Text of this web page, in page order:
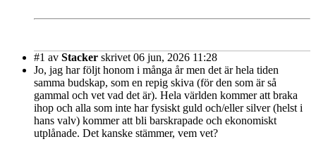
#1 av Stacker skrivet 06 jun, 2026 11:28
Jo, jag har följt honom i många år men det är hela tiden
samma budskap, som en repig skiva (för den som är så
gammal och vet vad det är). Hela världen kommer att braka
ihop och alla som inte har fysiskt guld och/eller silver (helst i
hans valv) kommer att bli barskrapade och ekonomiskt
utplånade. Det kanske stämmer, vem vet?